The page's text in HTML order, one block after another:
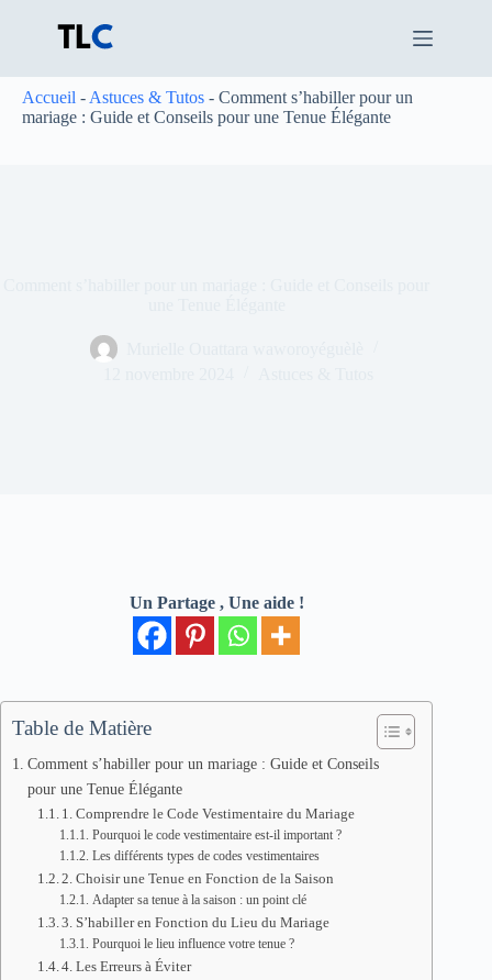
Accueil - Astuces & Tutos - Comment s’habiller pour un
mariage : Guide et Conseils pour une Tenue Élégante
Un Partage , Une aide !
Table de Matière
Comment s’habiller pour un mariage : Guide et Conseils
pour une Tenue Élégante
1. Comprendre le Code Vestimentaire du Mariage
Pourquoi le code vestimentaire est-il important ?
Les différents types de codes vestimentaires
2. Choisir une Tenue en Fonction de la Saison
Adapter sa tenue à la saison : un point clé
3. S’habiller en Fonction du Lieu du Mariage
Pourquoi le lieu influence votre tenue ?
4. Les Erreurs à Éviter